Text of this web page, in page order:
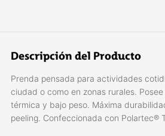
Descripción del Producto
Prenda pensada para actividades
ciudad o como en zonas rurales.
térmica y bajo peso. Máxima
peeling. Confeccionada con Polartec®